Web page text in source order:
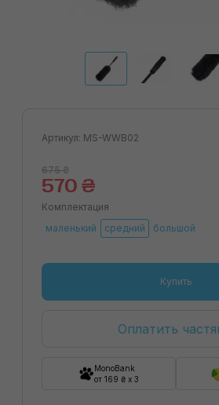
Артикул: MS-WWB02
675 ₴
570 ₴
Комплектация
маленький
средний большой
Купить
Оплатить
MonoBank
от 169 ₴ x 3